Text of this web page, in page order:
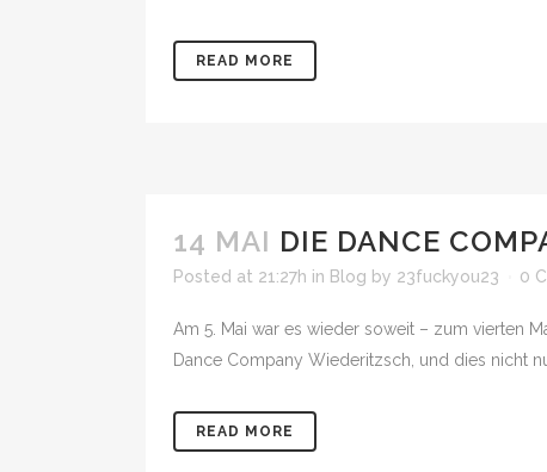
READ MORE
14 MAI DIE DANCE
Posted at 21:27h in Blog by 23fuckyou23 0
Am 5. Mai war es wieder soweit – zum vierten
Dance Company Wiederitzsch, und dies nicht
READ MORE